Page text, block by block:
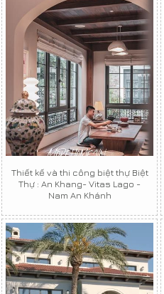
Thiết kế và thi công biệt thự Biệt
Thự : An Khang- Vitas Lago -
Nam An Khánh